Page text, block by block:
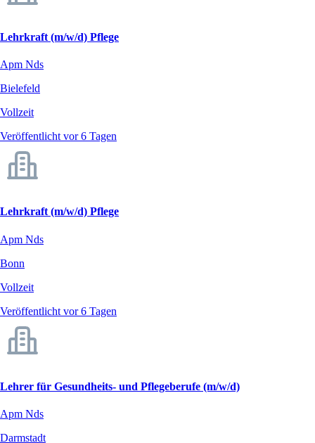
Lehrkraft (m/w/d) Pflege
Apm Nds
Bielefeld
Vollzeit
Veröffentlicht vor 6 Tagen
Lehrkraft (m/w/d) Pflege
Apm Nds
Bonn
Vollzeit
Veröffentlicht vor 6 Tagen
Lehrer für Gesundheits- und Pflegeberufe (m/w/d)
Apm Nds
Darmstadt